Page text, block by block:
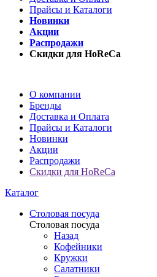
Прайсы и Каталоги
Новинки
Акции
Распродажи
Скидки для HoReCa
О компании
Бренды
Доставка и Оплата
Прайсы и Каталоги
Новинки
Акции
Распродажи
Скидки для HoReCa
Каталог
Столовая посуда
Столовая посуда
Назад
Кофейники
Кружки
Салатники